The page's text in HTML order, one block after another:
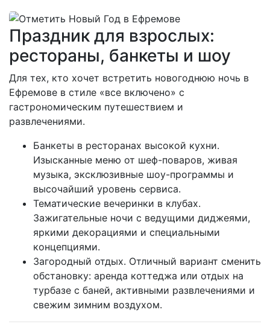
Праздник для взрослых:
рестораны, банкеты и шоу
Для тех, кто хочет встретить новогоднюю ночь в
Ефремове в стиле «все включено» с
гастрономическим путешествием и
развлечениями.
Банкеты в ресторанах высокой кухни.
Изысканные меню от шеф-поваров, живая
музыка, эксклюзивные шоу-программы и
высочайший уровень сервиса.
Тематические вечеринки в клубах.
Зажигательные ночи с ведущими диджеями,
яркими декорациями и специальными
концепциями.
Загородный отдых. Отличный вариант сменить
обстановку: аренда коттеджа или отдых на
турбазе с баней, активными развлечениями и
свежим зимним воздухом.